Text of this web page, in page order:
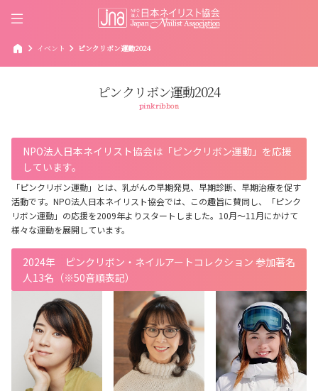
home chevron_right イベント chevron_right ピンクリボン運動2024
ピンクリボン運動2024
pinkribbon
NPO法人日本ネイリスト協会は「ピンクリボン運動」を応援
しています。
「ピンクリボン運動」とは、乳がんの早期発見、早期診断、早期治療を促す
活動です。NPO法人日本ネイリスト協会では、この趣旨に賛同し、「ピンク
リボン運動」の応援を2009年よりスタートしました。10月～11月にかけて
様々な運動を展開しています。
2024年 ピンクリボン・ネイルアートコレクション 参加著名
人13名（※50音順表記）